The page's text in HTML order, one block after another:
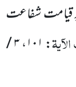
قیامت شفاعت
: ۱۰۱، ۳ /